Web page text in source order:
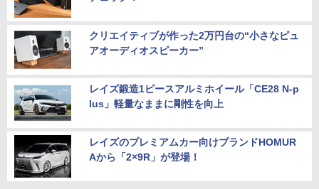
クリエイティブが作った2万円台の“小さなピュ
アオーディオスピーカー”
レイズ鍛造1ピースアルミホイール「CE28 N-p
lus」軽量なままに剛性を向上
レイズのプレミアムカー向けブランドHOMUR
Aから「2×9R」が登場！